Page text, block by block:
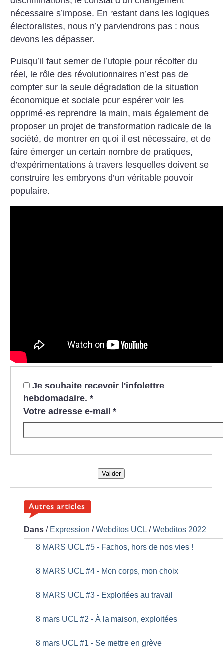
nécessaire s’impose. En restant dans les logiques
électoralistes, nous n’y parviendrons pas : nous
devons les dépasser.
Puisqu’il faut semer de l’utopie pour récolter du
réel, le rôle des révolutionnaires n’est pas de
compter sur la seule dégradation de la situation
économique et sociale pour espérer voir les
opprimé·es reprendre la main, mais également de
proposer un projet de transformation radicale de la
société, de montrer en quoi il est nécessaire, et de
faire émerger un certain nombre de pratiques,
d’expérimentations à travers lesquelles doivent se
construire les embryons d’un véritable pouvoir
populaire.
Je souhaite recevoir l'infolettre
hebdomadaire. *
Votre adresse e-mail *
Valider
Dans / Expression /Webditos UCL /Webditos 2022
8 MARS UCL #5 - Fachos, hors de nos vies !
8 MARS UCL #4 - Mon corps, mon choix
8 MARS UCL #3 - Exploitées au travail
8 mars UCL #2 - À la maison, exploitées
8 mars UCL #1 - Se mettre en grève